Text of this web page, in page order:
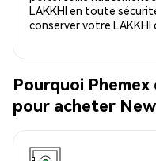
LAKKHI en toute
conserver votre LAKKHI
Pourquoi
pour acheter